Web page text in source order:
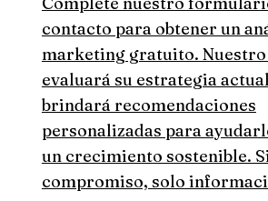
contacto para obtener un
marketing gratuito. Nuestro
evaluará su estrategia
brindará recomendaciones
personalizadas para
un crecimiento sostenible.
compromiso, solo